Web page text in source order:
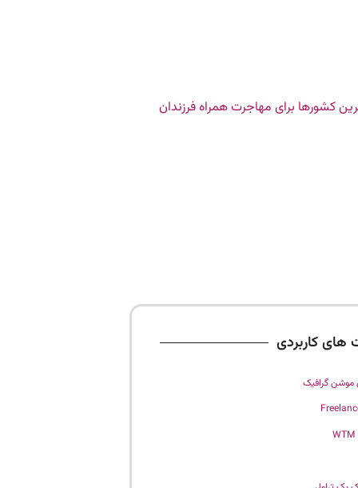
های کاربردی
گرافیک
WTM